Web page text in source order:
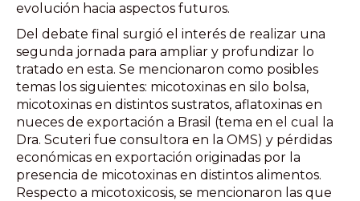
evolución hacia aspectos futuros.
Del debate final surgió el interés de realizar una
segunda jornada para ampliar y profundizar lo
tratado en esta. Se mencionaron como posibles
temas los siguientes: micotoxinas en silo bolsa,
micotoxinas en distintos sustratos, aflatoxinas en
nueces de exportación a Brasil (tema en el cual la
Dra. Scuteri fue consultora en la OMS) y pérdidas
económicas en exportación originadas por la
presencia de micotoxinas en distintos alimentos.
Respecto a micotoxicosis, se mencionaron las que